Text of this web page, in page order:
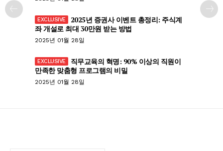
2025년 증권사 이벤트 총정리: 주식계
좌 개설로 최대 30만원 받는 방법
2025년 01월 28일
직무교육의 혁명: 90% 이상의 직원이
만족한 맞춤형 프로그램의 비밀
2025년 01월 28일